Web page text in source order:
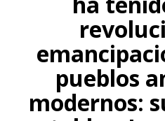
pueblos
modernos: